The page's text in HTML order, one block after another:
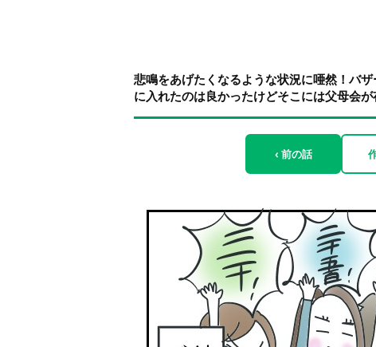
悲鳴をあげたくなるような状況に唖然！バ
に入れたのは良かったけどそこには父母会
‹ 前の話